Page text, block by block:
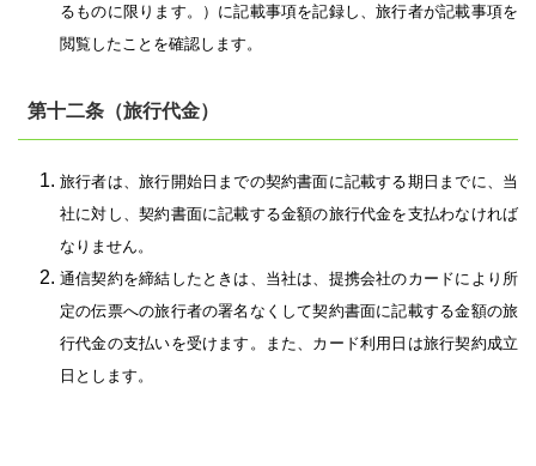
るものに限ります。）に記載事項を記録し、旅行者が記載事項を
閲覧したことを確認します。
第十二条（旅行代金）
旅行者は、旅行開始日までの契約書面に記載する期日までに、当
社に対し、契約書面に記載する金額の旅行代金を支払わなければ
なりません。
通信契約を締結したときは、当社は、提携会社のカードにより所
定の伝票への旅行者の署名なくして契約書面に記載する金額の旅
行代金の支払いを受けます。また、カード利用日は旅行契約成立
日とします。